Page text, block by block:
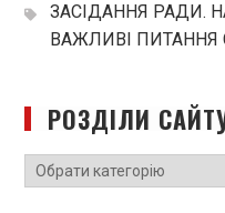
ЗАСІДАННЯ РАДИ.
ВАЖЛИВІ ПИТАННЯ
РОЗДІЛИ
РОЗДІЛИ
САЙТУ